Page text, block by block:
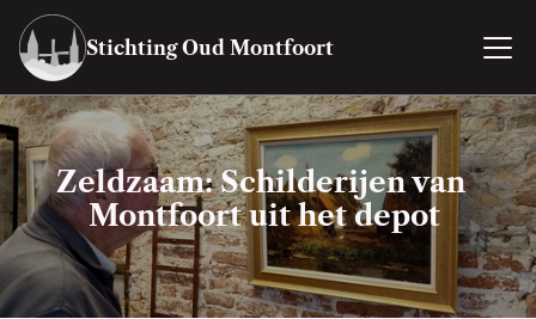
Stichting Oud Montfoort
Zeldzaam: Schilderijen van
Montfoort uit het depot